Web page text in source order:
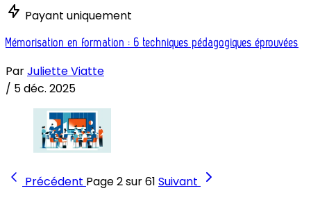
Payant uniquement
Mémorisation en formation : 6 techniques pédagogiques éprouvées
ParJuliette Viatte
/ 5 déc. 2025
Précédent Page 2 sur 61 Suivant